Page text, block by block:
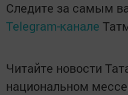
Следите за самым
Telegram-канале
Читайте новости
национальном